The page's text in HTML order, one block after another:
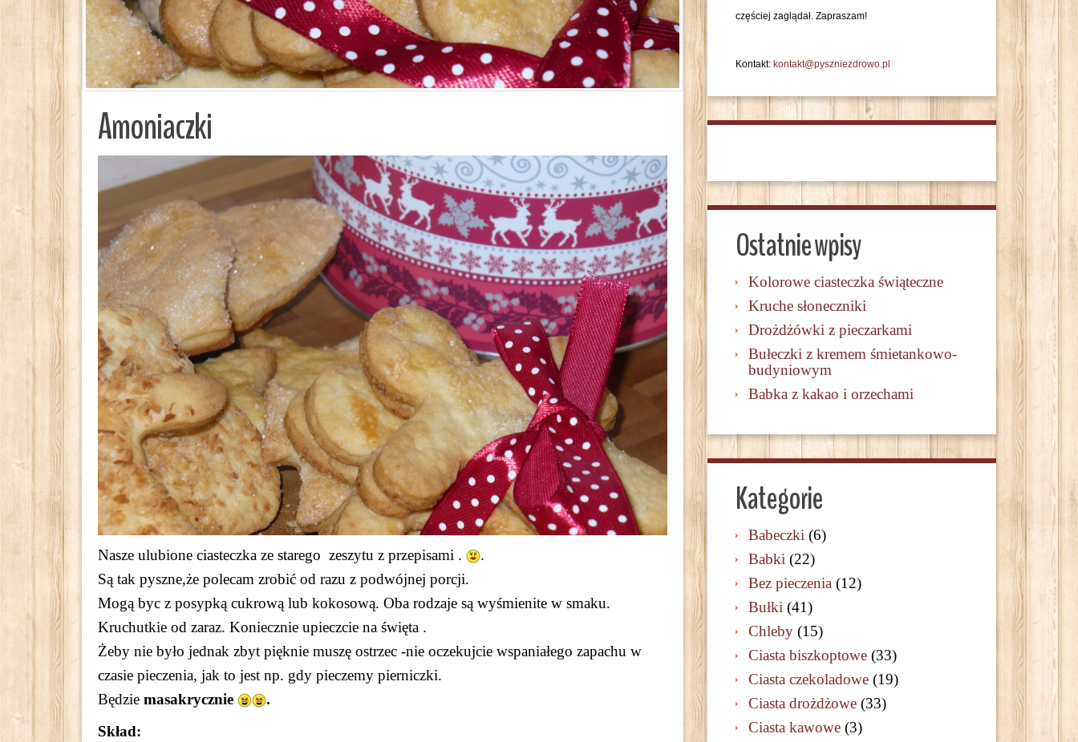
Amoniaczki
Nasze ulubione ciasteczka ze starego zeszytu z przepisami .
.
Są tak pyszne,że polecam zrobić od razu z podwójnej porcji.
Mogą byc z posypką cukrową lub kokosową. Oba rodzaje są wyśmienite w smaku.
Kruchutkie od zaraz. Koniecznie upieczcie na święta .
Żeby nie było jednak zbyt pięknie muszę ostrzec -nie oczekujcie wspaniałego zapachu w
czasie pieczenia, jak to jest np. gdy pieczemy pierniczki.
Będzie masakrycznie
.
Skład:
częściej zaglądał. Zapraszam!
Kontakt: kontakt@pyszniezdrowo.pl
Ostatnie wpisy
Kolorowe ciasteczka świąteczne
Kruche słoneczniki
Drożdżówki z pieczarkami
Bułeczki z kremem śmietankowo-
budyniowym
Babka z kakao i orzechami
Kategorie
Babeczki (6)
Babki (22)
Bez pieczenia (12)
Bułki (41)
Chleby (15)
Ciasta biszkoptowe (33)
Ciasta czekoladowe (19)
Ciasta drożdżowe (33)
Ciasta kawowe (3)